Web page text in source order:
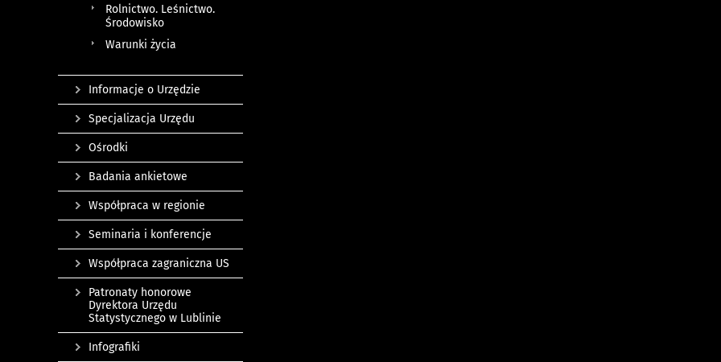
Rolnictwo. Leśnictwo.
Środowisko
Warunki życia
Informacje o Urzędzie
Specjalizacja Urzędu
Ośrodki
Badania ankietowe
Współpraca w regionie
Seminaria i konferencje
Współpraca zagraniczna US
Patronaty honorowe
Dyrektora Urzędu
Statystycznego w Lublinie
Infografiki